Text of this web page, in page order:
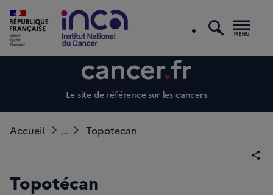
Le site de référence sur les cancers
Accueil ... Topotecan
Topotécan